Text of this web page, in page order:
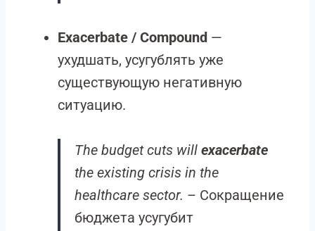
Exacerbate / Compound —
ухудшать, усугублять уже
существующую негативную
ситуацию.
The budget cuts will exacerbate
the existing crisis in the
healthcare sector. – Сокращение
бюджета усугубит